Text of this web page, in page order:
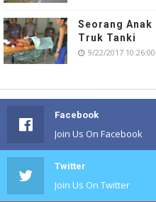
Seorang
Truk Tanki
9/22/2017
Facebook
Join Us On Facebook
Twitter
Join Us On Twitter